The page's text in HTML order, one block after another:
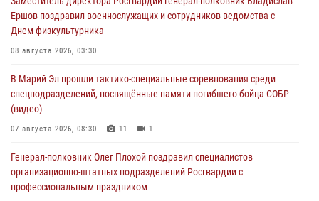
Ершов поздравил военнослужащих и сотрудников ведомства с
Днем физкультурника
08 августа 2026, 03:30
В Марий Эл прошли тактико-специальные соревнования среди
спецподразделений, посвящённые памяти погибшего бойца СОБР
(видео)
07 августа 2026, 08:30 11 1
Генерал-полковник Олег Плохой поздравил специалистов
организационно-штатных подразделений Росгвардии с
профессиональным праздником